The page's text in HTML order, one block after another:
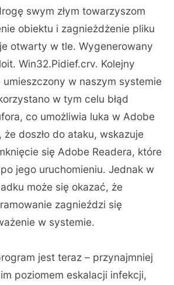
swym złym towarzyszom
obiektu i zagnieżdżenie pliku
otwarty w tle. Wygenerowany
Win32.Pidief.crv. Kolejny
umieszczony w naszym systemie
w tym celu błąd
co umożliwia luka w Adobe
że doszło do ataku, wskazuje
się Adobe Readera, które
jego uruchomieniu. Jednak w
może się okazać, że
zagnieździ się
w systemie.
jest teraz – przynajmniej
poziomem eskalacji infekcji,